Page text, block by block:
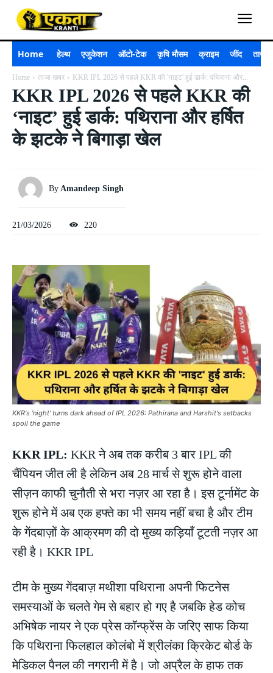
Home हेल्थ एजुकेशन ऑटो-टेक कृषि मौसम क्राइम जींद ताजा
Home ताजा खबर KKR IPL 2026 से पहले KKR की 'नाइट' हुई डार्क: पथिराना और...
KKR IPL 2026 से पहले KKR की
‘नाइट’ हुई डार्क: पथिराना और हर्षित
के झटके ने बिगाड़ा खेल
By Amandeep Singh
21/03/2026 220
KKR's 'night' turns dark ahead of IPL 2026: Pathirana and Harshit's setbacks
spoil the game
KKR IPL: KKR ने अब तक करीब 3 बार IPL की
चैंपियन जीत ली है लेकिन अब 28 मार्च से शुरू होने वाला
सीज़न काफी चुनौती से भरा नज़र आ रहा है। इस टूर्नामेंट के
शुरू होने में अब एक हफ्ते का भी समय नहीं बचा है और टीम
के गेंदबाज़ों के आक्रमण की दो मुख्य कड़ियाँ टूटती नज़र आ
रही है। KKR IPL
टीम के मुख्य गेंदबाज़ मथीशा पथिराना अपनी फिटनेस
समस्याओं के चलते गेम से बहार हो गए है जबकि हेड कोच
अभिषेक नायर ने एक प्रेस कॉन्फ्रेंस के जरिए साफ किया
कि पथिराना फिलहाल कोलंबो में श्रीलंका क्रिकेट बोर्ड के
मेडिकल पैनल की नगरानी में है। जो अप्रैल के हाफ तक